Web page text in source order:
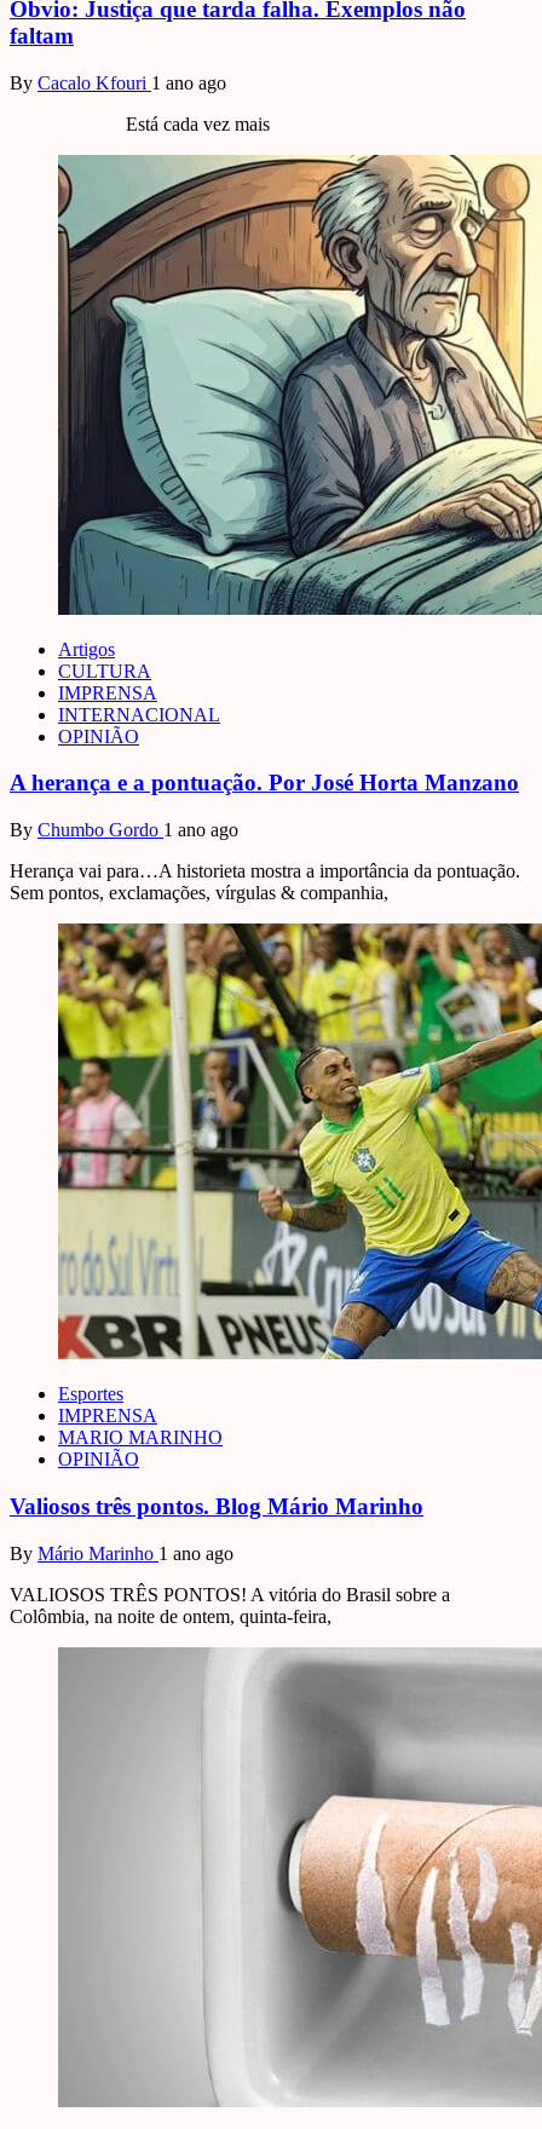
Óbvio: Justiça que tarda falha. Exemplos não
faltam
By Cacalo Kfouri 1 ano ago
Está cada vez mais
Artigos
CULTURA
IMPRENSA
INTERNACIONAL
OPINIÃO
A herança e a pontuação. Por José Horta Manzano
By Chumbo Gordo 1 ano ago
Herança vai para…A historieta mostra a importância da pontuação.
Sem pontos, exclamações, vírgulas & companhia,
Esportes
IMPRENSA
MARIO MARINHO
OPINIÃO
Valiosos três pontos. Blog Mário Marinho
By Mário Marinho 1 ano ago
VALIOSOS TRÊS PONTOS! A vitória do Brasil sobre a
Colômbia, na noite de ontem, quinta-feira,